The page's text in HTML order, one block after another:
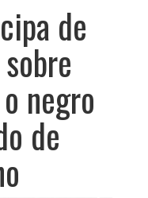
de
negro
de